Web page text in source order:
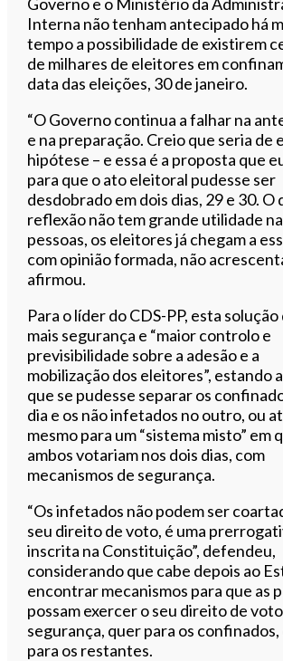
Interna não tenham antecipado há
tempo a possibilidade de existirem
de milhares de eleitores em
data das eleições, 30 de janeiro.
“O Governo continua a falhar na
e na preparação. Creio que seria de
hipótese – e essa é a proposta que
para que o ato eleitoral pudesse ser
desdobrado em dois dias, 29 e 30. O
reflexão não tem grande utilidade
pessoas, os eleitores já chegam a
com opinião formada, não
afirmou.
Para o líder do CDS-PP, esta solução
mais segurança e “maior controlo e
previsibilidade sobre a adesão e a
mobilização dos eleitores”, estando
que se pudesse separar os
dia e os não infetados no outro, ou
mesmo para um “sistema misto” em
ambos votariam nos dois dias, com
mecanismos de segurança.
“Os infetados não podem ser
seu direito de voto, é uma
inscrita na Constituição”, defendeu,
considerando que cabe depois ao
encontrar mecanismos para que as
possam exercer o seu direito de
segurança, quer para os
para os restantes.